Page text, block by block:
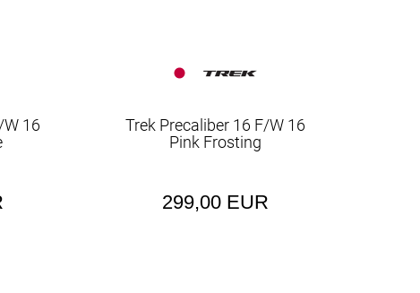
16
Trek Precaliber 16 F/W 16
Pink Frosting
299,00 EUR